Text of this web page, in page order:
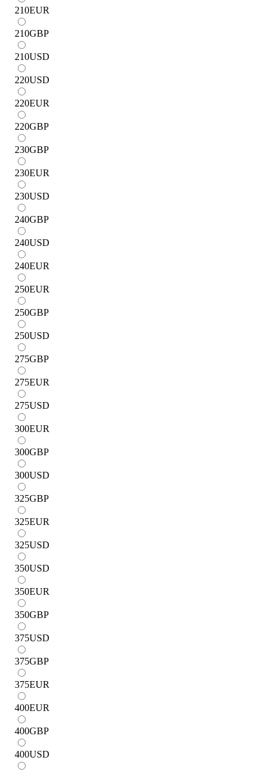
210EUR
210GBP
210USD
220USD
220EUR
220GBP
230GBP
230EUR
230USD
240GBP
240USD
240EUR
250EUR
250GBP
250USD
275GBP
275EUR
275USD
300EUR
300GBP
300USD
325GBP
325EUR
325USD
350USD
350EUR
350GBP
375USD
375GBP
375EUR
400EUR
400GBP
400USD